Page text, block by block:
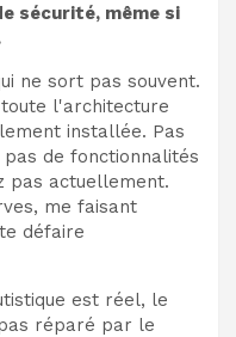
sécurité, même si
ne sort pas souvent.
l'architecture
installée. Pas
de fonctionnalités
pas actuellement.
me faisant
défaire
est réel, le
réparé par le